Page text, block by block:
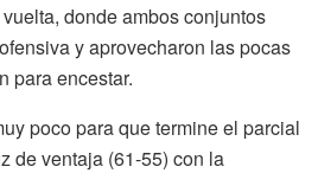
donde ambos conjuntos
y aprovecharon las pocas
para encestar.
poco para que termine el parcial
de ventaja (61-55) con la